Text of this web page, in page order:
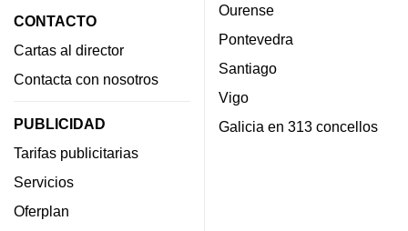
CONTACTO
Cartas al director
Contacta con nosotros
PUBLICIDAD
Tarifas publicitarias
Servicios
Oferplan
Ourense
Pontevedra
Santiago
Vigo
Galicia en 313 concellos